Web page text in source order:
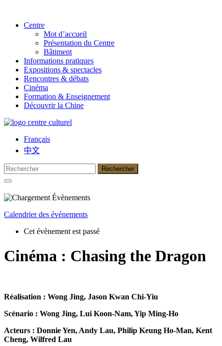
Centre
Mot d’accueil
Présentation du Centre
Bâtiment
Informations pratiques
Expositions & spectacles
Rencontres & débats
Cinéma
Formation & Enseignement
Découvrir la Chine
Français
中文
Calendrier des événements
Cet évènement est passé
Cinéma : Chasing the Dragon
Réalisation : Wong Jing, Jason Kwan Chi-Yiu
Scénario : Wong Jing, Lui Koon-Nam, Yip Ming-Ho
Acteurs : Donnie Yen, Andy Lau, Philip Keung Ho-Man, Kent
Cheng, Wilfred Lau